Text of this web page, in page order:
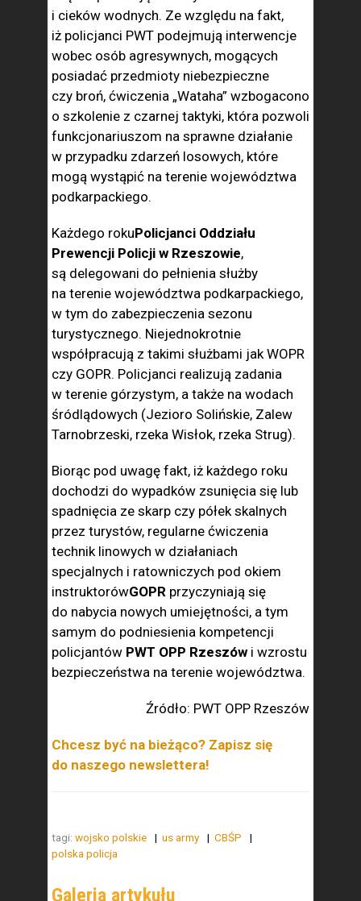
i cieków wodnych. Ze względu na fakt,
iż policjanci PWT podejmują interwencje
wobec osób agresywnych, mogących
posiadać przedmioty niebezpieczne
czy broń, ćwiczenia „Wataha” wzbogacono
o szkolenie z czarnej taktyki, która pozwoli
funkcjonariuszom na sprawne działanie
w przypadku zdarzeń losowych, które
mogą wystąpić na terenie województwa
podkarpackiego.
Każdego rokuPolicjanci Oddziału
Prewencji Policji w Rzeszowie,
są delegowani do pełnienia służby
na terenie województwa podkarpackiego,
w tym do zabezpieczenia sezonu
turystycznego. Niejednokrotnie
współpracują z takimi służbami jak WOPR
czy GOPR. Policjanci realizują zadania
w terenie górzystym, a także na wodach
śródlądowych (Jezioro Solińskie, Zalew
Tarnobrzeski, rzeka Wisłok, rzeka Strug).
Biorąc pod uwagę fakt, iż każdego roku
dochodzi do wypadków zsunięcia się lub
spadnięcia ze skarp czy półek skalnych
przez turystów, regularne ćwiczenia
technik linowych w działaniach
specjalnych i ratowniczych pod okiem
instruktorówGOPR przyczyniają się
do nabycia nowych umiejętności, a tym
samym do podniesienia kompetencji
policjantów PWT OPP Rzeszów i wzrostu
bezpieczeństwa na terenie województwa.
Źródło: PWT OPP Rzeszów
Chcesz być na bieżąco? Zapisz się
do naszego newslettera!
tagi: wojsko polskie us army
CBŚP
polska policja